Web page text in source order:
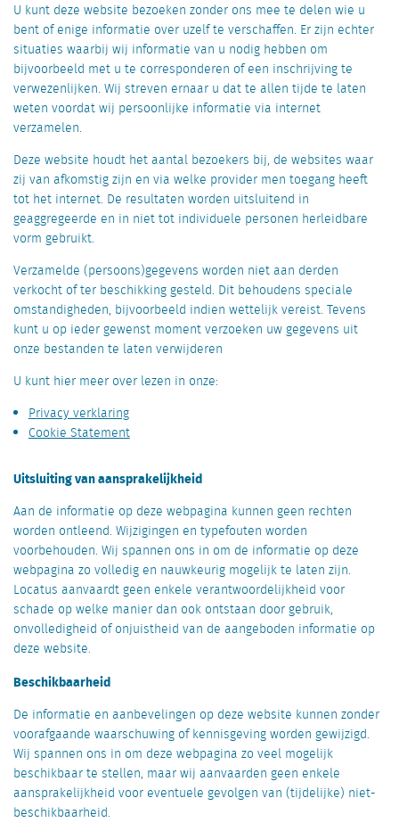
U kunt deze website bezoeken zonder ons mee te delen wie u
bent of enige informatie over uzelf te verschaffen. Er zijn echter
situaties waarbij wij informatie van u nodig hebben om
bijvoorbeeld met u te corresponderen of een inschrijving te
verwezenlijken. Wij streven ernaar u dat te allen tijde te laten
weten voordat wij persoonlijke informatie via internet
verzamelen.
Deze website houdt het aantal bezoekers bij, de websites waar
zij van afkomstig zijn en via welke provider men toegang heeft
tot het internet. De resultaten worden uitsluitend in
geaggregeerde en in niet tot individuele personen herleidbare
vorm gebruikt.
Verzamelde (persoons)gegevens worden niet aan derden
verkocht of ter beschikking gesteld. Dit behoudens speciale
omstandigheden, bijvoorbeeld indien wettelijk vereist. Tevens
kunt u op ieder gewenst moment verzoeken uw gegevens uit
onze bestanden te laten verwijderen
U kunt hier meer over lezen in onze:
Privacy verklaring
Cookie Statement
Uitsluiting van aansprakelijkheid
Aan de informatie op deze webpagina kunnen geen rechten
worden ontleend. Wijzigingen en typefouten worden
voorbehouden. Wij spannen ons in om de informatie op deze
webpagina zo volledig en nauwkeurig mogelijk te laten zijn.
Locatus aanvaardt geen enkele verantwoordelijkheid voor
schade op welke manier dan ook ontstaan door gebruik,
onvolledigheid of onjuistheid van de aangeboden informatie op
deze website.
Beschikbaarheid
De informatie en aanbevelingen op deze website kunnen zonder
voorafgaande waarschuwing of kennisgeving worden gewijzigd.
Wij spannen ons in om deze webpagina zo veel mogelijk
beschikbaar te stellen, maar wij aanvaarden geen enkele
aansprakelijkheid voor eventuele gevolgen van (tijdelijke) niet-
beschikbaarheid.